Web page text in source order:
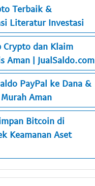
Terbaik &
Literatur Investasi
Crypto dan Klaim
Aman | JualSaldo.com
PayPal ke Dana &
Aman
Bitcoin di
Keamanan Aset